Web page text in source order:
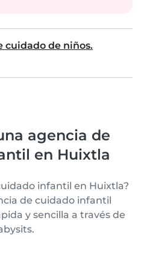
cuidado de niños.
agencia de
en Huixtla
infantil en Huixtla?
de cuidado infantil
y sencilla a través de